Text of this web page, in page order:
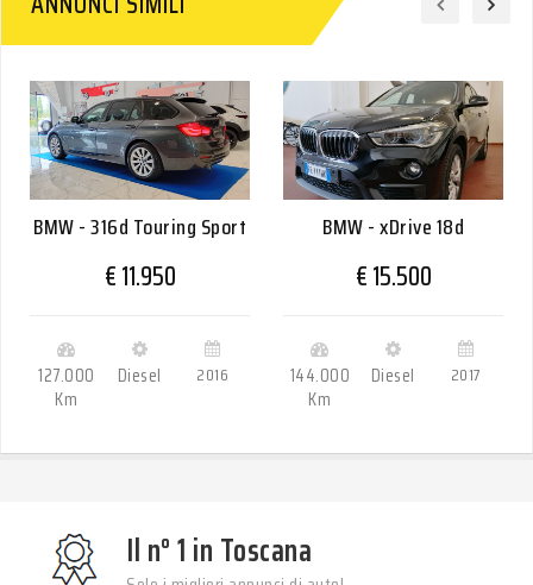
BMW - 316d Touring Sport
€ 11.950
127.000
Km
Diesel 2016
BMW - xDrive 18d
€ 15.500
144.000
Km
Diesel 2017
Il n° 1 in Toscana